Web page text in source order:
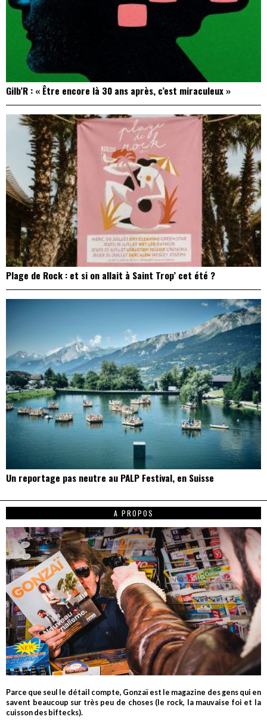
Gilb’R : « Être encore là 30 ans après, c’est miraculeux »
Plage de Rock : et si on allait à Saint Trop’ cet été ?
Un reportage pas neutre au PALP Festival, en Suisse
A PROPOS
Parce que seul le détail compte, Gonzaï est le magazine des gens qui en
savent beaucoup sur très peu de choses (le rock, la mauvaise foi et la
cuisson des biftecks).